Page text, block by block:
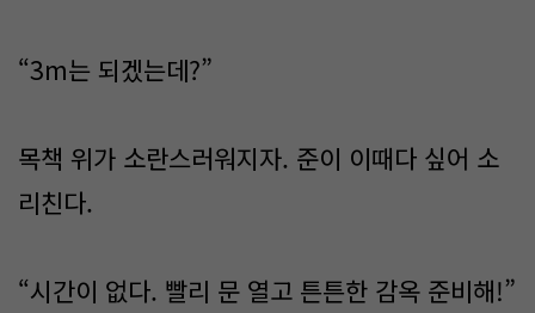
“3m는 되겠는데?”
목책 위가 소란스러워지자. 준이 이때다 싶어 소
리친다.
“시간이 없다. 빨리 문 열고 튼튼한 감옥 준비해!”